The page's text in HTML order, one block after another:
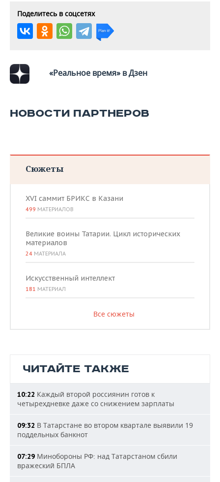
Поделитесь в соцсетях
«Реальное время» в Дзен
НОВОСТИ ПАРТНЕРОВ
Сюжеты
XVI саммит БРИКС в Казани
499 МАТЕРИАЛОВ
Великие воины Татарии. Цикл исторических
материалов
24 МАТЕРИАЛА
Искусственный интеллект
181 МАТЕРИАЛ
Все сюжеты
ЧИТАЙТЕ ТАКЖЕ
10:22 Каждый второй россиянин готов к
четырехдневке даже со снижением зарплаты
09:32 В Татарстане во втором квартале выявили 19
поддельных банкнот
07:29 Минобороны РФ: над Татарстаном сбили
вражеский БПЛА